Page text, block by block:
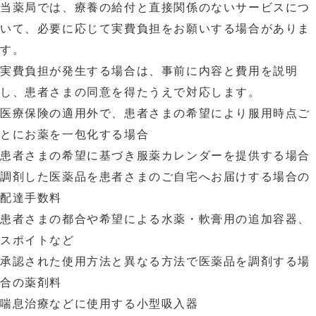
当薬局では、療養の給付と直接関係のないサービスにつ
いて、必要に応じて実費負担をお願いする場合がありま
す。
実費負担が発生する場合は、事前に内容と費用を説明
し、患者さまの同意を得たうえで対応します。
医療保険の適用外で、患者さまの希望により服用時点ご
とにお薬を一包化する場合
患者さまの希望に基づき服薬カレンダーを提供する場合
調剤した医薬品を患者さまのご自宅へお届けする場合の
配達手数料
患者さまの都合や希望による水薬・軟膏用の追加容器、
スポイトなど
承認された使用方法と異なる方法で医薬品を調剤する場
合の薬剤料
喘息治療などに使用する小型吸入器